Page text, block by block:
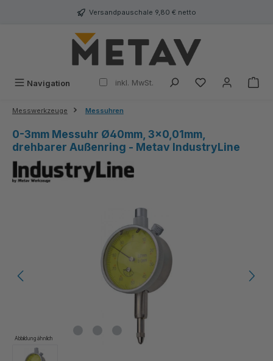
Versandpauschale 9,80 € netto
Navigation inkl. MwSt.
Messwerkzeuge Messuhren
0-3mm Messuhr Ø40mm, 3×0,01mm,
drehbarer Außenring - Metav IndustryLine
Abbildung ähnlich